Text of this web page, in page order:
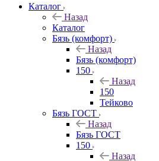
Каталог
Назад
Каталог
Бязь (комфорт)
Назад
Бязь (комфорт)
150
Назад
150
Тейково
Бязь ГОСТ
Назад
Бязь ГОСТ
150
Назад